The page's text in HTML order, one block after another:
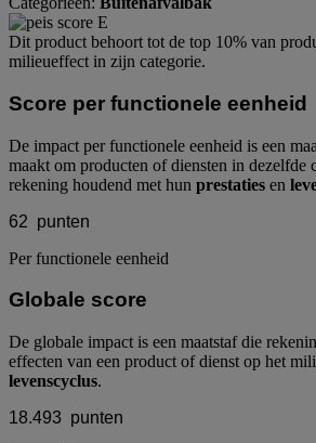
Dit product behoort tot de top 10% van
milieueffect in zijn categorie.
Score per functionele eenheid
De impact per functionele eenheid is een
maakt om producten of diensten in dezelfde
rekening houdend met hun prestaties en
62 punten
Per functionele eenheid
Globale score
De globale impact is een maatstaf die
effecten van een product of dienst op het
levenscyclus.
18.493 punten